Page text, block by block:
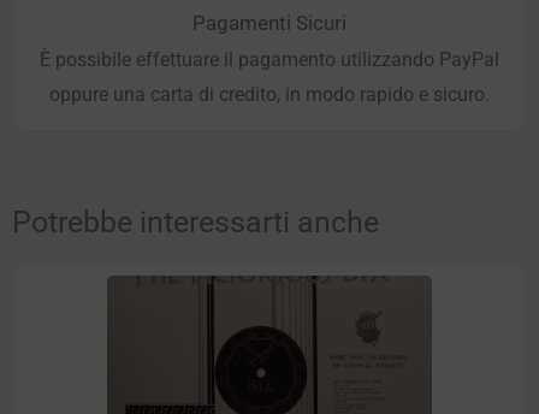
Pagamenti Sicuri
È possibile effettuare il pagamento utilizzando PayPal
oppure una carta di credito, in modo rapido e sicuro.
Potrebbe interessarti anche